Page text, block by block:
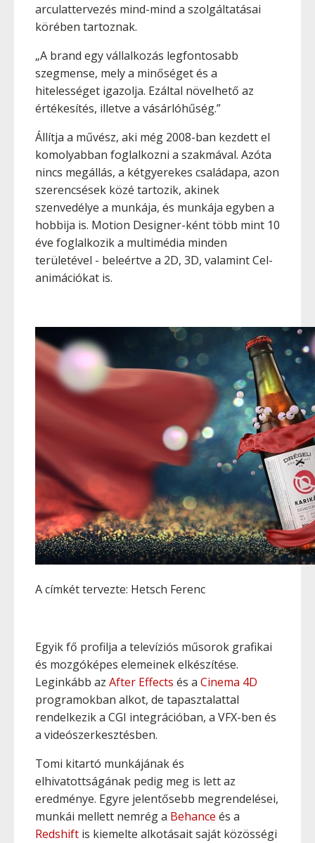
arculattervezés mind-mind a szolgáltatásai
körében tartoznak.
„A brand egy vállalkozás legfontosabb
szegmense, mely a minőséget és a
hitelességet igazolja. Ezáltal növelhető az
értékesítés, illetve a vásárlóhűség.”
Állítja a művész, aki még 2008-ban kezdett el
komolyabban foglalkozni a szakmával. Azóta
nincs megállás, a kétgyerekes családapa, azon
szerencsések közé tartozik, akinek
szenvedélye a munkája, és munkája egyben a
hobbija is. Motion Designer-ként több mint 10
éve foglalkozik a multimédia minden
területével - beleértve a 2D, 3D, valamint Cel-
animációkat is.
A címkét tervezte: Hetsch Ferenc
Egyik fő profilja a televíziós műsorok grafikai
és mozgóképes elemeinek elkészítése.
Leginkább az After Effects és a Cinema 4D
programokban alkot, de tapasztalattal
rendelkezik a CGI integrációban, a VFX-ben és
a videószerkesztésben.
Tomi kitartó munkájának és
elhivatottságának pedig meg is lett az
eredménye. Egyre jelentősebb megrendelései,
munkái mellett nemrég a Behance és a
Redshift is kiemelte alkotásait saját közösségi